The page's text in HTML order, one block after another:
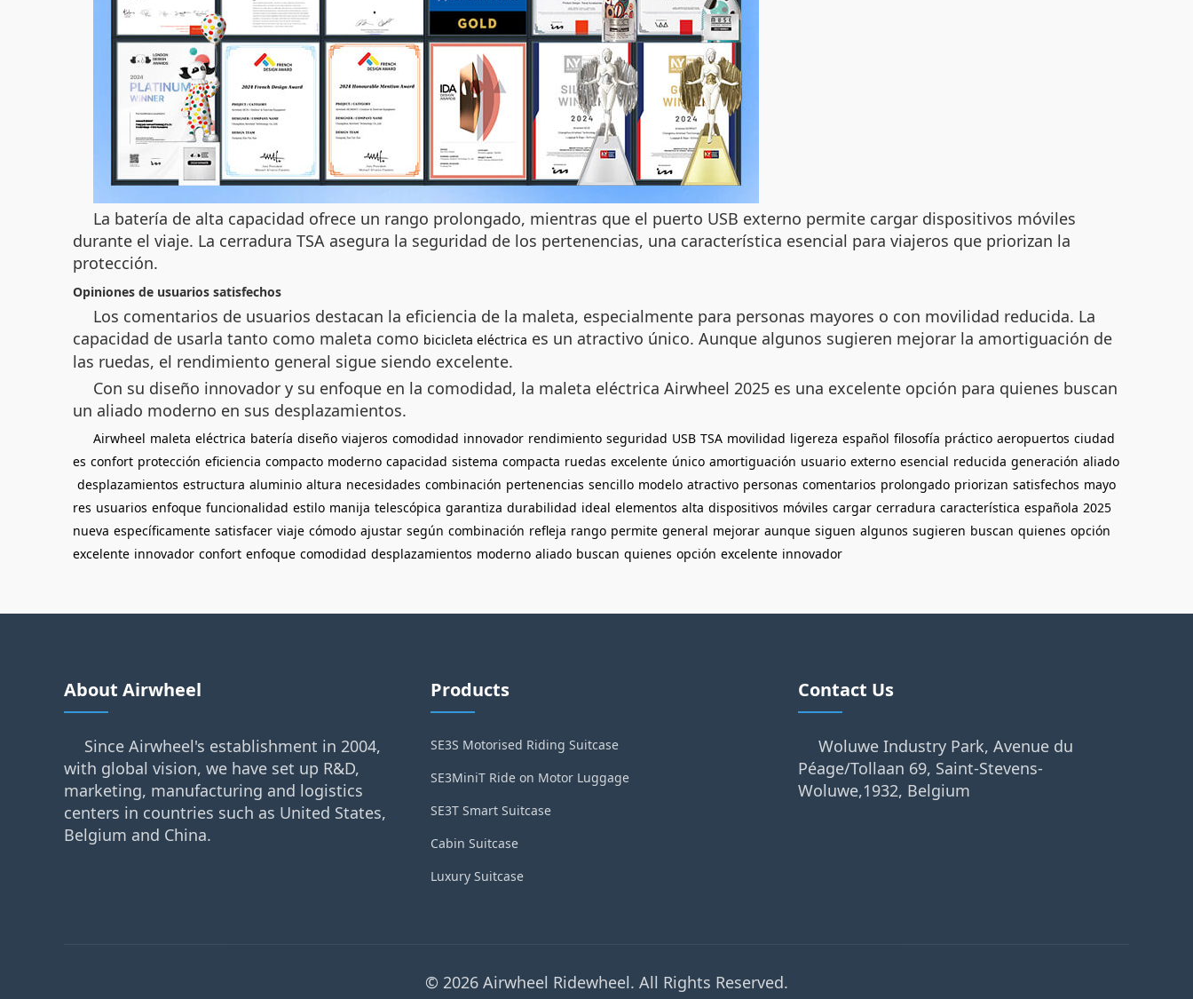
La batería de alta capacidad ofrece un rango prolongado, mientras que el puerto USB externo permite cargar dispositivos móviles
durante el viaje. La cerradura TSA asegura la seguridad de los pertenencias, una característica esencial para viajeros que priorizan la
protección.
Opiniones de usuarios satisfechos
Los comentarios de usuarios destacan la eficiencia de la maleta, especialmente para personas mayores o con movilidad reducida. La
capacidad de usarla tanto como maleta como bicicleta eléctrica es un atractivo único. Aunque algunos sugieren mejorar la amortiguación de
las ruedas, el rendimiento general sigue siendo excelente.
Con su diseño innovador y su enfoque en la comodidad, la maleta eléctrica Airwheel 2025 es una excelente opción para quienes buscan
un aliado moderno en sus desplazamientos.
Airwheel maleta eléctrica batería diseño viajeros comodidad innovador rendimiento seguridad USB TSA movilidad ligereza español filosofía práctico aeropuertos ciudad
es confort protección eficiencia compacto moderno capacidad sistema compacta ruedas excelente único amortiguación usuario externo esencial reducida generación aliado
desplazamientos estructura aluminio altura necesidades combinación pertenencias sencillo modelo atractivo personas comentarios prolongado priorizan satisfechos mayo
res usuarios enfoque funcionalidad estilo manija telescópica garantiza durabilidad ideal elementos alta dispositivos móviles cargar cerradura característica española 2025
nueva específicamente satisfacer viaje cómodo ajustar según combinación refleja rango permite general mejorar aunque siguen algunos sugieren buscan quienes opción
excelente innovador confort enfoque comodidad desplazamientos moderno aliado buscan quienes opción excelente innovador
About Airwheel
Since Airwheel's establishment in 2004,
with global vision, we have set up R&D,
marketing, manufacturing and logistics
centers in countries such as United States,
Belgium and China.
Products
SE3S Motorised Riding Suitcase
SE3MiniT Ride on Motor Luggage
SE3T Smart Suitcase
Cabin Suitcase
Luxury Suitcase
Contact Us
Woluwe Industry Park, Avenue du
Péage/Tollaan 69, Saint-Stevens-
Woluwe,1932, Belgium
© 2026 Airwheel Ridewheel. All Rights Reserved.